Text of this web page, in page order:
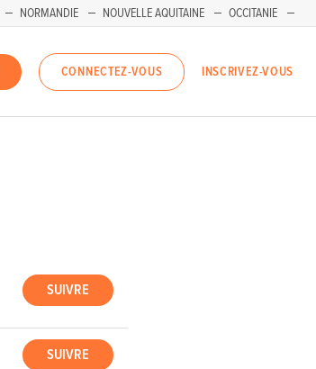
NORMANDIE NOUVELLE AQUITAINE
OCCITANIE
CONNECTEZ-VOUS INSCRIVEZ-VOUS